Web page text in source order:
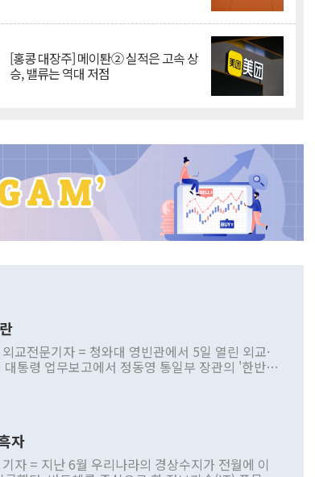
[홍콩 대장주] 메이퇀② 실적은 고속 상
승, 밸류는 역대 저점
교전문기자 = 청와대 영빈관에서 5일 열린 외교·
통령 업무보고에서 정동영 통일부 장관의 '한반도
을 거치지 않은 사안을 정책으로 추진하겠다고 공
현실적 구상'이라는 비판을 내놨다. 그동안 정 장
이 물의를 빚은 적은 여러 번 있지만 대통령과 유
자
자 = 지난 6월 우리나라의 경상수지가 전월에 이